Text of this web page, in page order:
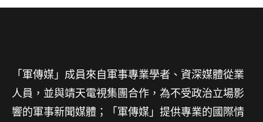
「軍傳媒」成員來自軍事專業學者、資深媒體從業
人員，並與靖天電視集團合作，為不受政治立場影
響的軍事新聞媒體；「軍傳媒」提供專業的國際情